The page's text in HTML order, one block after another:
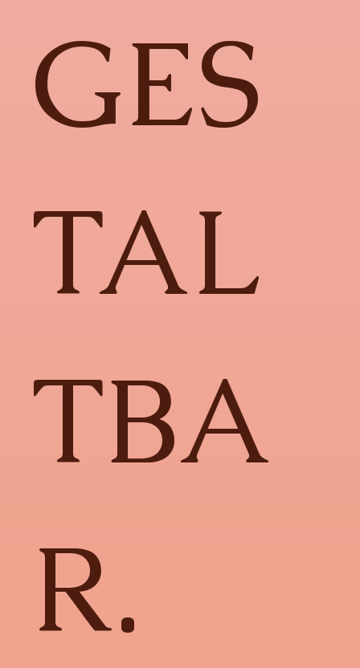
GES
TAL
TBA
R.